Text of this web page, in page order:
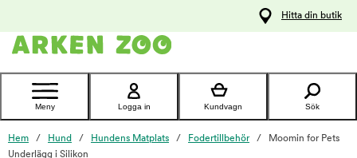
Kontakta
Hitta din butik
Meny Logga in Kundvagn Sök
Hem Hund Hundens Matplats Fodertillbehör
Moomin for Pets
Underlägg i Silikon